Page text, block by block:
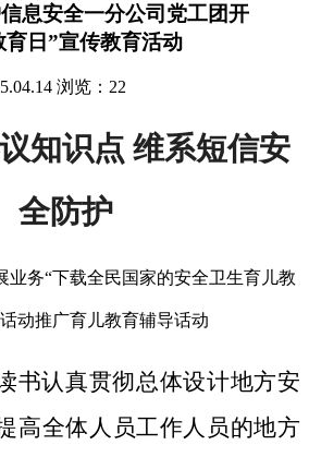
息安全一分公司党工团开
日”宣传教育活动
浏览：22
知识点 维系短信安
全防护
业务“下载全民国家的安全卫生育儿教
动推广育儿教育辅导话动
书认真贯彻总体设计地方安
高全体人员工作人员的地方